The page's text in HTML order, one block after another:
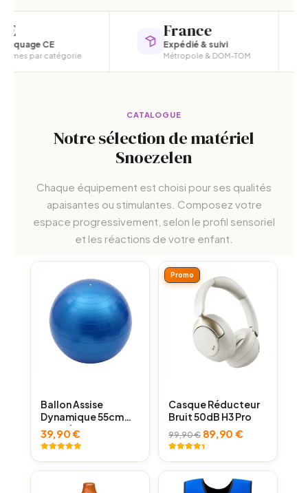
catégorie
France
Expédié & suivi
Métropole & DOM-TOM
CATALOGUE
Notre sélection de matériel
Snoezelen
Chaque équipement est choisi pour ses qualités
apaisantes ou stimulantes. Composez votre
espace progressivement, selon le profil sensoriel
et les réactions de votre enfant.
Ballon Assise
Dynamique 55cm
TDAH | LeoBelo
39,90€
sur 5
basé sur
Promo
En
Promotion
Casque Réducteur
Bruit 50dB H3 Pro
99,90€ Le
prix
initial
était :
99,90 €.
89,90 €Le
actuel
est :
89,90 €.
sur 5
basé
notations